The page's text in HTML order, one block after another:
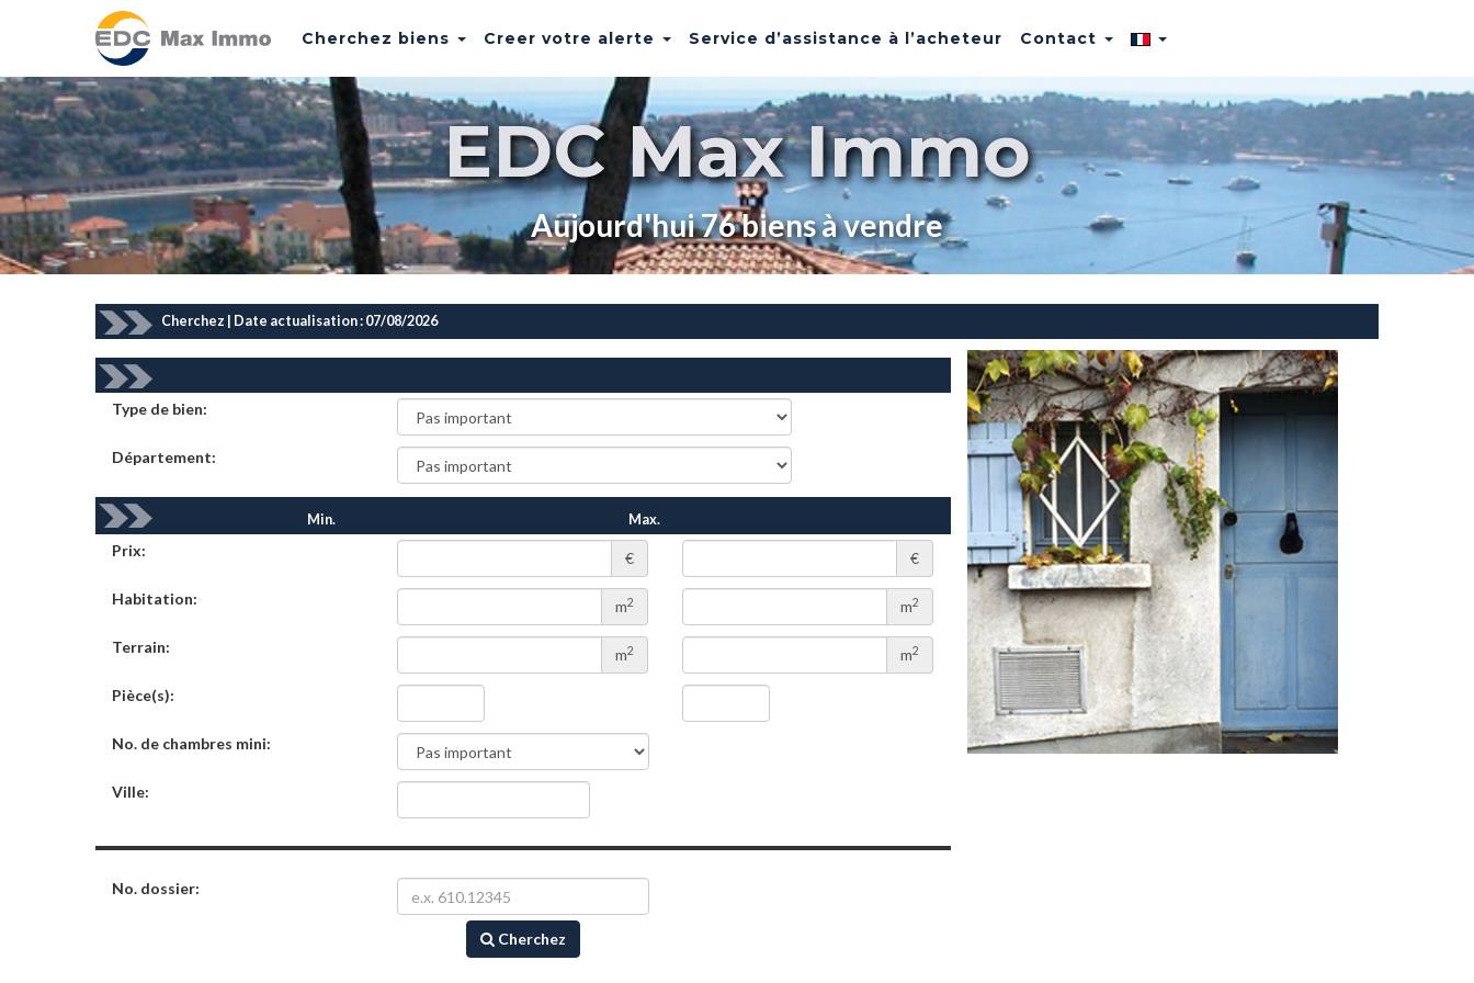
Cherchez biens Creer votre alerte Service d’assistance à l’acheteur Contact
EDC Max Immo
Aujourd'hui 76 biens à vendre
Cherchez | Date actualisation : 07/08/2026
Type de bien:
Département:
Min. Max.
Prix: € €
Habitation: m2 m2
Terrain: m2 m2
Pièce(s):
No. de chambres mini:
Ville:
No. dossier:
Cherchez